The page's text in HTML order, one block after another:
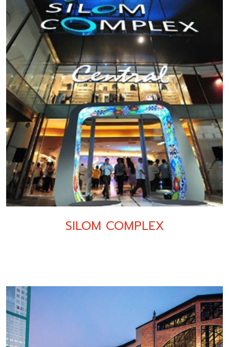
SILOM COMPLEX